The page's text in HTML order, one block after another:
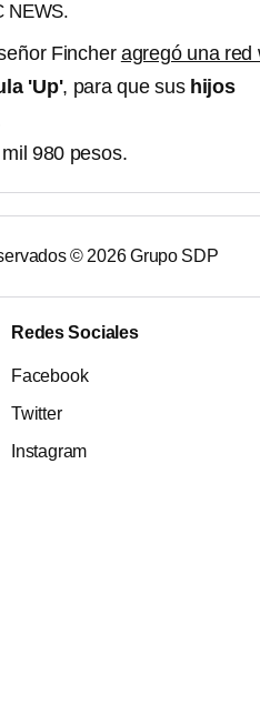
NEWS.
Fincher agregó una red
'Up', para que sus hijos
980 pesos.
© 2026Grupo SDP
Redes Sociales
Facebook
Twitter
Instagram